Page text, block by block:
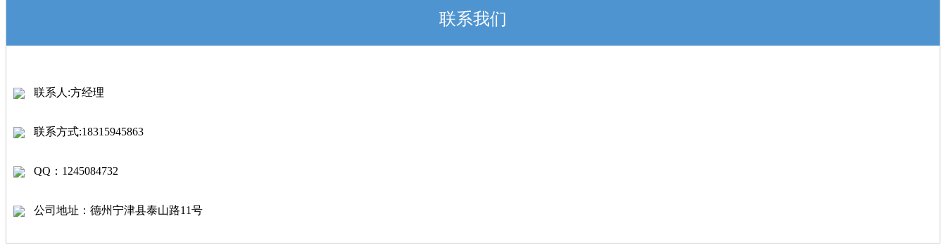
联系我们
联系人 :方经理
联系方式:18315945863
QQ：1245084732
公司地址：德州宁津县泰山路11号